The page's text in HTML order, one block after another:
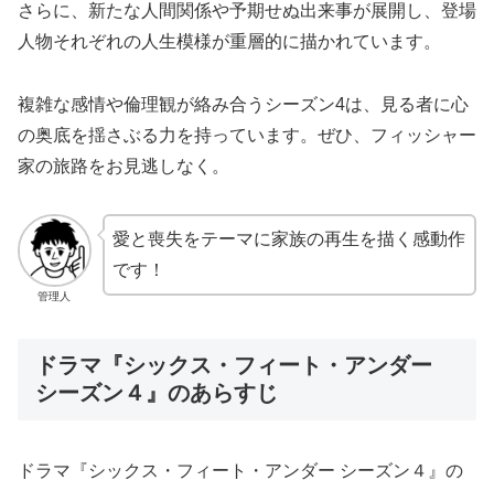
さらに、新たな人間関係や予期せぬ出来事が展開し、登場
人物それぞれの人生模様が重層的に描かれています。
複雑な感情や倫理観が絡み合うシーズン4は、見る者に心
の奥底を揺さぶる力を持っています。ぜひ、フィッシャー
家の旅路をお見逃しなく。
管理人
愛と喪失をテーマに家族の再生を描く感動作
です！
ドラマ『シックス・フィート・アンダー
シーズン４』のあらすじ
ドラマ『シックス・フィート・アンダー シーズン４』の